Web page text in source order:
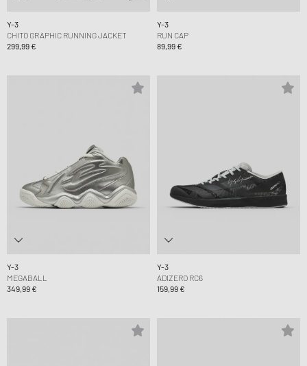
Y-3
CHITO GRAPHIC RUNNING JACKET
299,99 €
Y-3
RUN CAP
89,99 €
Y-3
MEGABALL
349,99 €
Y-3
ADIZERO RC6
159,99 €